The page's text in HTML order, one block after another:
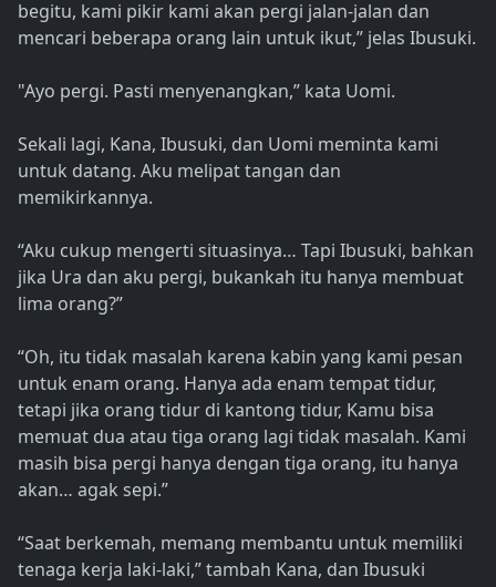
begitu, kami pikir kami akan pergi jalan-jalan dan
mencari beberapa orang lain untuk ikut,” jelas Ibusuki.
"Ayo pergi. Pasti menyenangkan,” kata Uomi.
Sekali lagi, Kana, Ibusuki, dan Uomi meminta kami
untuk datang. Aku melipat tangan dan
memikirkannya.
“Aku cukup mengerti situasinya… Tapi Ibusuki, bahkan
jika Ura dan aku pergi, bukankah itu hanya membuat
lima orang?”
“Oh, itu tidak masalah karena kabin yang kami pesan
untuk enam orang. Hanya ada enam tempat tidur,
tetapi jika orang tidur di kantong tidur, Kamu bisa
memuat dua atau tiga orang lagi tidak masalah. Kami
masih bisa pergi hanya dengan tiga orang, itu hanya
akan… agak sepi.”
“Saat berkemah, memang membantu untuk memiliki
tenaga kerja laki-laki,” tambah Kana, dan Ibusuki